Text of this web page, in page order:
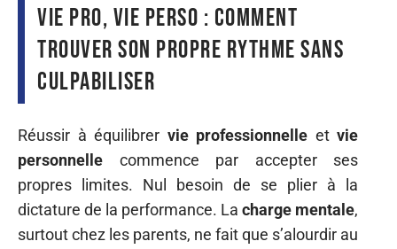
Vie pro, vie perso : comment
trouver son propre rythme sans
culpabiliser
Réussir à équilibrer vie professionnelle et vie
personnelle commence par accepter ses
propres limites. Nul besoin de se plier à la
dictature de la performance. La charge mentale,
surtout chez les parents, ne fait que s’alourdir au